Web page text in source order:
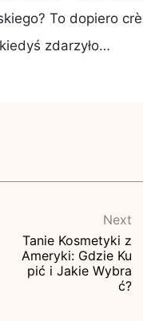
To dopiero
zdarzyło…
Next
Tanie Kosmetyki z
Ameryki: Gdzie Ku
pić i Jakie Wybra
ć?